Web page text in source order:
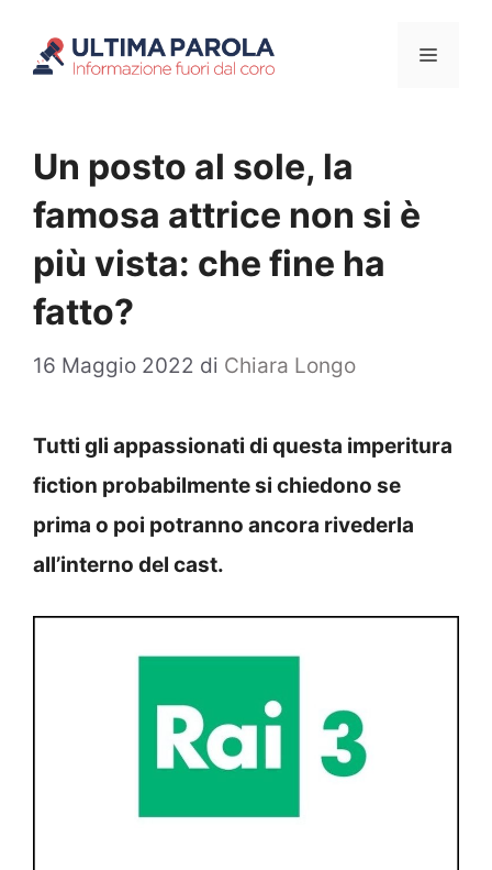
Menu
Un posto al sole, la
famosa attrice non si è
più vista: che fine ha
fatto?
16 Maggio 2022 di Chiara Longo
Tutti gli appassionati di questa imperitura
fiction probabilmente si chiedono se
prima o poi potranno ancora rivederla
all’interno del cast.